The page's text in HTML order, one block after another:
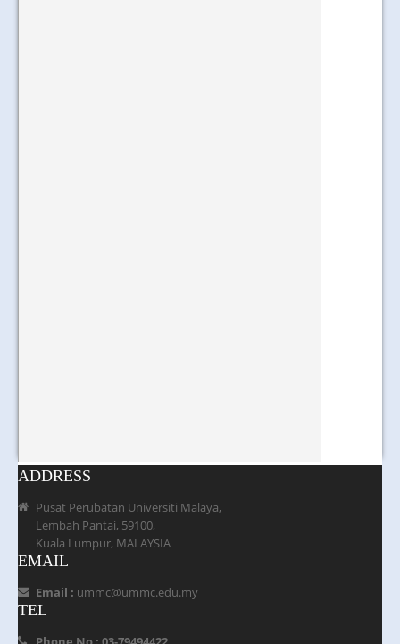
ADDRESS
Pusat Perubatan Universiti Malaya,
Lembah Pantai, 59100,
Kuala Lumpur, MALAYSIA
EMAIL
Email : ummc@ummc.edu.my
TEL